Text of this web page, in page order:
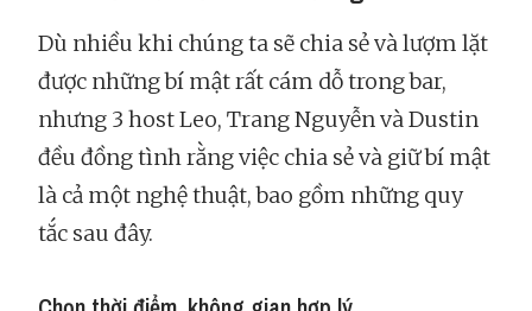
Dù nhiều khi chúng ta sẽ chia sẻ và lượm lặt
được những bí mật rất cám dỗ trong bar,
nhưng 3 host Leo, Trang Nguyễn và Dustin
đều đồng tình rằng việc chia sẻ và giữ bí mật
là cả một nghệ thuật, bao gồm những quy
tắc sau đây.